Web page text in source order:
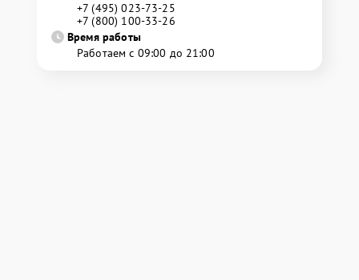
+7 (495) 023-73-25
+7 (800) 100-33-26
Время работы
Работаем с 09:00 до 21:00